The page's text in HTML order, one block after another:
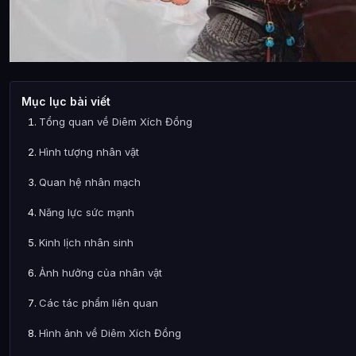
Mục lục bài viết
Tổng quan về Diêm Xích Đồng
Hình tượng nhân vật
Quan hệ nhân mạch
Năng lực sức mạnh
Kinh lịch nhân sinh
Ảnh hưởng của nhân vật
Các tác phẩm liên quan
Hình ảnh về Diêm Xích Đồng